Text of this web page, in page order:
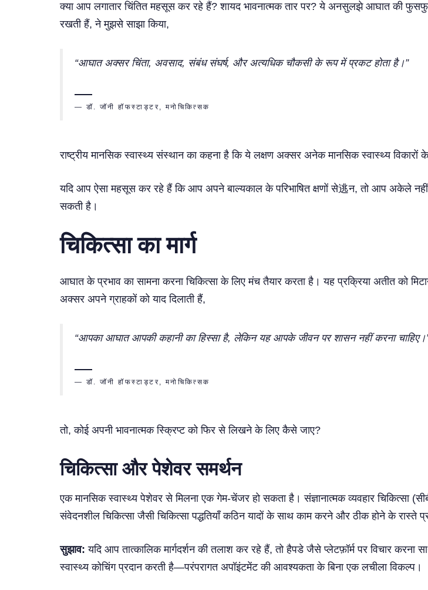
क्या आप लगातार चिंतित महसूस कर रहे हैं? शायद भावनात्मक तार पर? ये अनसुलझे आघात की
रखती हैं, ने मुझसे साझा किया,
“आघात अक्सर चिंता, अवसाद, संबंध संघर्ष, और अत्यधिक चौकसी के रूप में प्रकट होता है।”
— डॉ. जॉनी हॉफस्टाड्टर, मनोचिकित्सक
राष्ट्रीय मानसिक स्वास्थ्य संस्थान का कहना है कि ये लक्षण अक्सर अनेक मानसिक स्वास्थ्य
यदि आप ऐसा महसूस कर रहे हैं कि आप अपने बाल्यकाल के परिभाषित क्षणों से逃न, तो आप अकेले
सकती है।
चिकित्सा का मार्ग
आघात के प्रभाव का सामना करना चिकित्सा के लिए मंच तैयार करता है। यह प्रक्रिया अतीत को
अक्सर अपने ग्राहकों को याद दिलाती हैं,
“आपका आघात आपकी कहानी का हिस्सा है, लेकिन यह आपके जीवन पर शासन नहीं करना
— डॉ. जॉनी हॉफस्टाड्टर, मनोचिकित्सक
तो, कोई अपनी भावनात्मक स्क्रिप्ट को फिर से लिखने के लिए कैसे जाए?
चिकित्सा और पेशेवर समर्थन
एक मानसिक स्वास्थ्य पेशेवर से मिलना एक गेम-चेंजर हो सकता है। संज्ञानात्मक व्यवहार चिकित्सा
संवेदनशील चिकित्सा जैसी चिकित्सा पद्धतियाँ कठिन यादों के साथ काम करने और ठीक होने के रास्ते
सुझाव: यदि आप तात्कालिक मार्गदर्शन की तलाश कर रहे हैं, तो हैपडे जैसे प्लेटफ़ॉर्म पर विचार
स्वास्थ्य कोचिंग प्रदान करती है—परंपरागत अपॉइंटमेंट की आवश्यकता के बिना एक लचीला विकल्प।